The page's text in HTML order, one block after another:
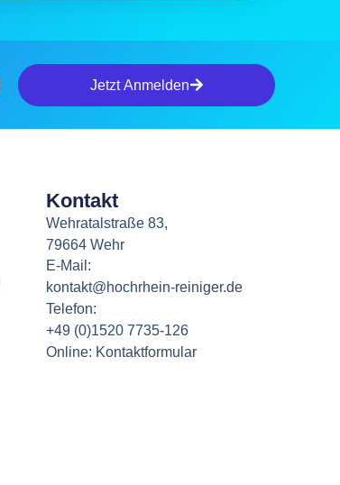
Jetzt Anmelden
Kontakt
Wehratalstraße 83,
79664 Wehr
E-Mail:
kontakt@hochrhein-reiniger.de
Telefon:
+49 (0)1520 7735-126
Online: Kontaktformular